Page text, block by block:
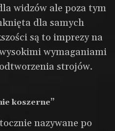
widzów ale poza tym
dla samych
są to imprezy na
wymaganiami
strojów.
koszerne”
nazywane po